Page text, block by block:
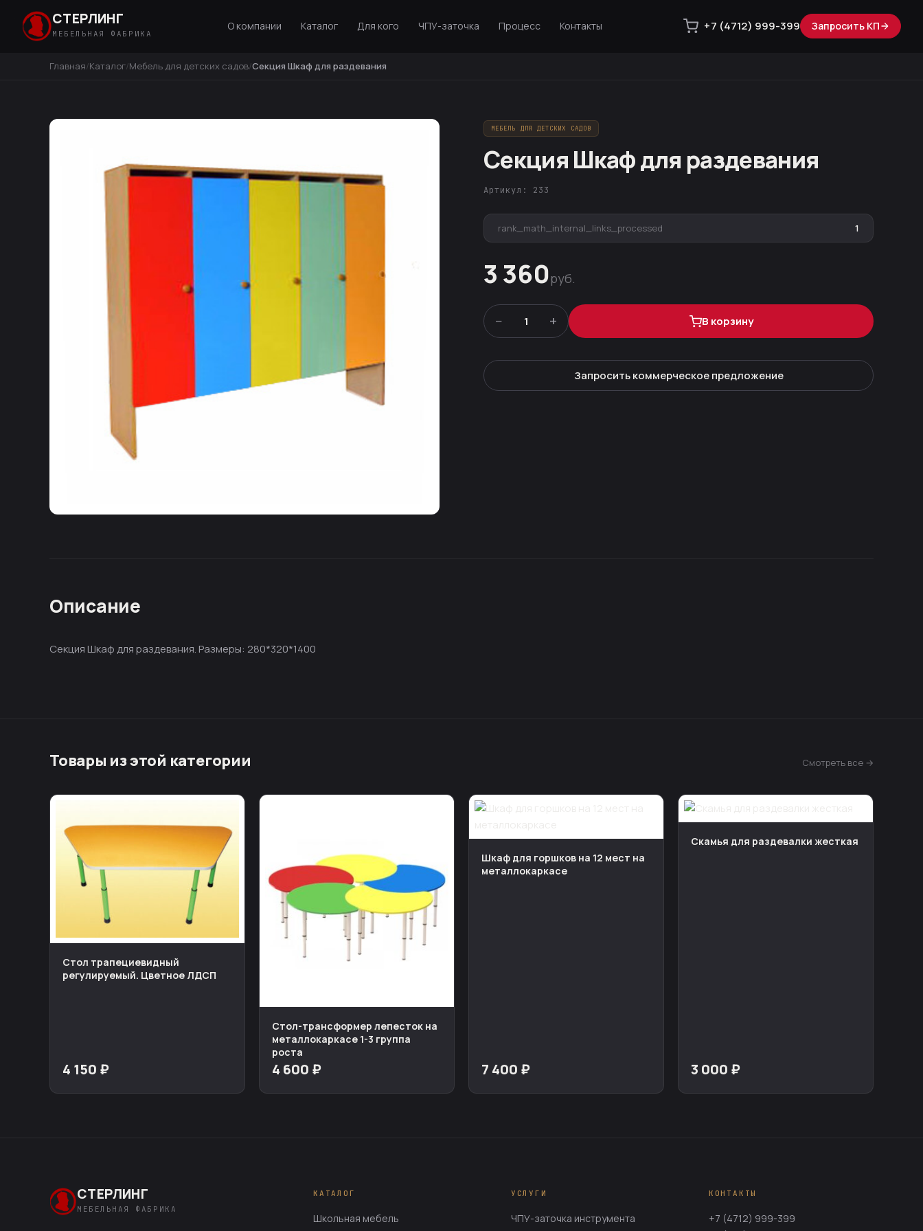
СТЕРЛИНГ
МЕБЕЛЬНАЯ ФАБРИКА
О компании Каталог Для кого ЧПУ-заточка Процесс Контакты +7 (4712) 999-399 Запросить КП
Главная Каталог Мебель для детских садов Секция Шкаф для раздевания
МЕБЕЛЬ ДЛЯ ДЕТСКИХ САДОВ
Секция Шкаф для раздевания
Артикул: 233
rank_math_internal_links_processed 1
3 360руб.
− 1 + В корзину
Запросить коммерческое предложение
Описание
Секция Шкаф для раздевания. Размеры: 280*320*1400
Товары из этой категории Смотреть все →
Стол трапециевидный
регулируемый. Цветное ЛДСП
4 150 ₽
Стол-трансформер лепесток на
металлокаркасе 1-3 группа
роста
4 600 ₽
Шкаф для горшков на 12 мест на
металлокаркасе
7 400 ₽
Скамья для раздевалки жесткая
3 000 ₽
СТЕРЛИНГ
МЕБЕЛЬНАЯ ФАБРИКА
КАТАЛОГ
Школьная мебель
УСЛУГИ
ЧПУ-заточка инструмента
КОНТАКТЫ
+7 (4712) 999-399